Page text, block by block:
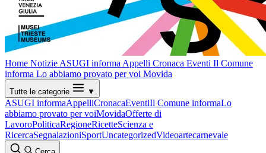
Home Notizie ASUGI informa Appelli Cronaca Eventi Il Comune
informa Lo abbiamo provato per voi Movida
Tutte le categorie ▼
ASUGI informaAppelliCronacaEventiIl Comune informaLo
abbiamo provato per voiMovidaOfferte di
LavoroPoliticaRegioneRicetteScienza e
RicercaSegnalazioniSportUncategorizedVideoartecarnevale